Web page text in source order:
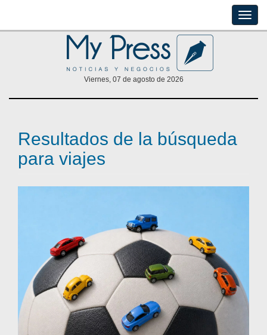
Toggle
Viernes, 07 de agosto de 2026
Resultados de la búsqueda
para viajes